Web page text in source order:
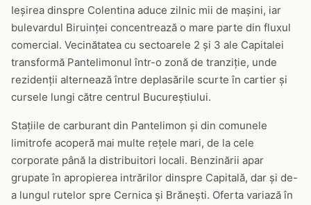
Ieșirea dinspre Colentina aduce zilnic mii de mașini, iar
bulevardul Biruinței concentrează o mare parte din fluxul
comercial. Vecinătatea cu sectoarele 2 și 3 ale Capitalei
transformă Pantelimonul într-o zonă de tranziție, unde
rezidenții alternează între deplasările scurte în cartier și
cursele lungi către centrul Bucureștiului.
Stațiile de carburant din Pantelimon și din comunele
limitrofe acoperă mai multe rețele mari, de la cele
corporate până la distribuitori locali. Benzinării apar
grupate în apropierea intrărilor dinspre Capitală, dar și de-
a lungul rutelor spre Cernica și Brănești. Oferta variază în